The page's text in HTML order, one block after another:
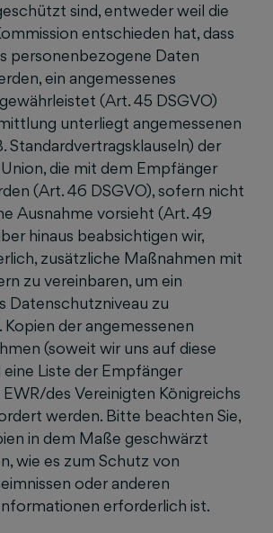
sind, entweder weil die
entschieden hat, dass
personenbezogene Daten
ein angemessenes
(Art. 45 DSGVO)
unterliegt angemessenen
Standardvertragsklauseln) der
die mit dem Empfänger
(Art. 46 DSGVO), sofern nicht
Ausnahme vorsieht (Art. 49
hinaus beabsichtigen wir,
zusätzliche Maßnahmen mit
zu vereinbaren, um ein
Datenschutzniveau zu
der angemessenen
(soweit wir uns auf diese
eine Liste der Empfänger
des Vereinigten Königreichs
werden. Bitte beachten Sie,
in dem Maße geschwärzt
wie es zum Schutz von
oder anderen
erforderlich ist.